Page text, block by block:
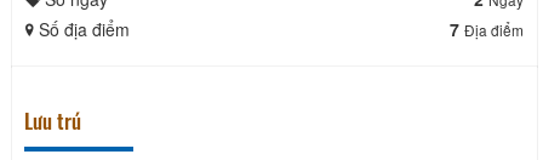
Số địa điểm 7 Địa điểm
Lưu trú